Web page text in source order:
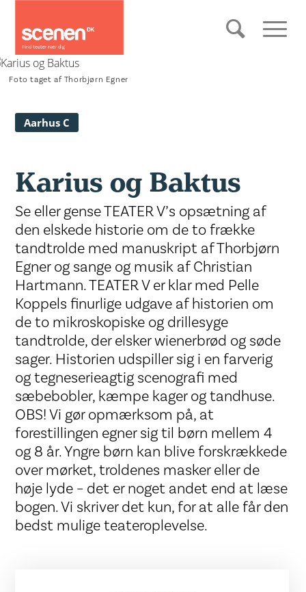
Foto taget af Thorbjørn Egner
Aarhus C
Karius og Baktus
Se eller gense TEATER V’s opsætning af
den elskede historie om de to frække
tandtrolde med manuskript af Thorbjørn
Egner og sange og musik af Christian
Hartmann. TEATER V er klar med Pelle
Koppels finurlige udgave af historien om
de to mikroskopiske og drillesyge
tandtrolde, der elsker wienerbrød og søde
sager. Historien udspiller sig i en farverig
og tegneserieagtig scenografi med
sæbebobler, kæmpe kager og tandhuse.
OBS! Vi gør opmærksom på, at
forestillingen egner sig til børn mellem 4
og 8 år. Yngre børn kan blive forskrækkede
over mørket, troldenes masker eller de
høje lyde – det er noget andet end at læse
bogen. Vi skriver det kun, for at alle får den
bedst mulige teateroplevelse.